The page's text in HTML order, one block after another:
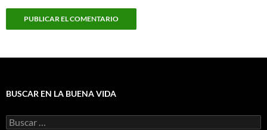
BUSCAR EN LA BUENA VIDA
Buscar: